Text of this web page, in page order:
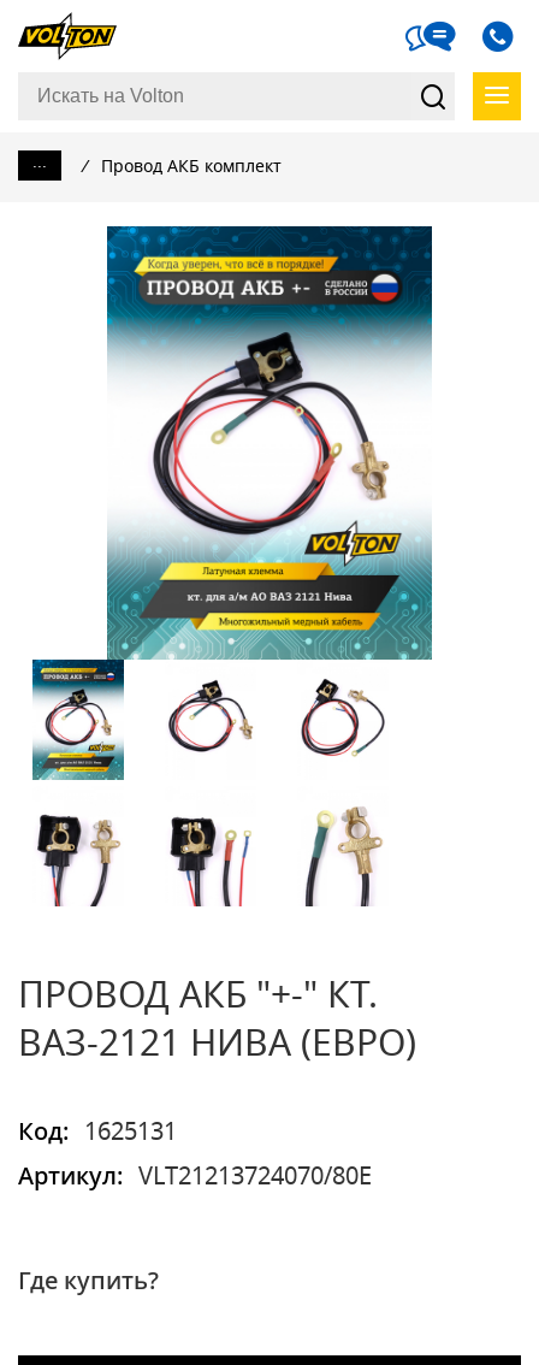
... / Провод АКБ комплект
ПРОВОД АКБ "+-" КТ.
ВАЗ-2121 НИВА (ЕВРО)
Код:
1625131
Артикул:
VLT21213724070/80E
Где купить?